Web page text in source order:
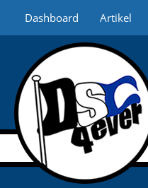
Dashboard Artikel